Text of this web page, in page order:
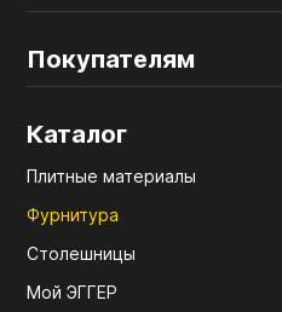
Покупателям
Каталог
Плитные материалы
Фурнитура
Столешницы
Мой ЭГГЕР